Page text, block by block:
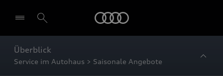
Überblick
Service im Autohaus > Saisonale Angebote